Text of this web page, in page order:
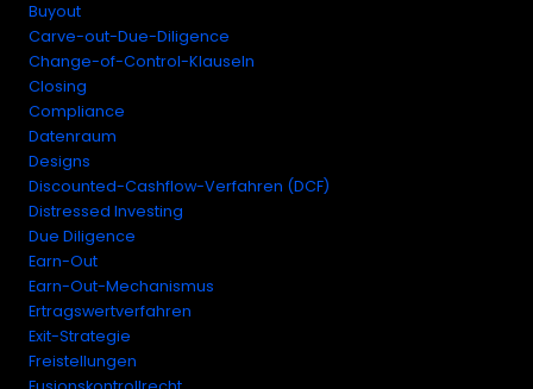
Buyout
Carve-out-Due-Diligence
Change-of-Control-Klauseln
Closing
Compliance
Datenraum
Designs
Discounted-Cashflow-Verfahren (DCF)
Distressed Investing
Due Diligence
Earn-Out
Earn-Out-Mechanismus
Ertragswertverfahren
Exit-Strategie
Freistellungen